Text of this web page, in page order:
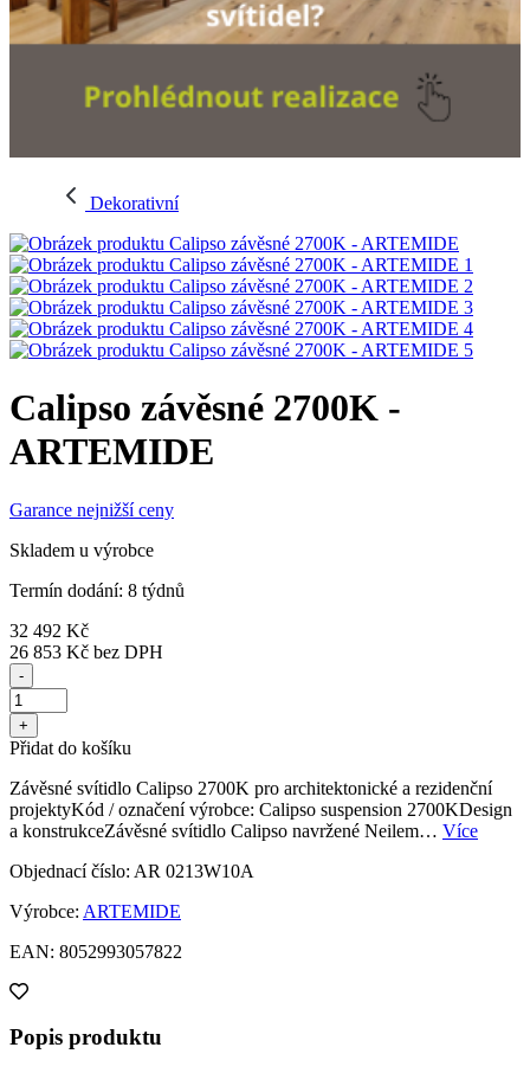
Dekorativní
Calipso závěsné 2700K -
ARTEMIDE
Garance nejnižší ceny
Skladem u výrobce
Termín dodání: 8 týdnů
32 492 Kč
26 853 Kč bez DPH
-
+
Přidat do košíku
Závěsné svítidlo Calipso 2700K pro architektonické a rezidenční
projektyKód / označení výrobce: Calipso suspension 2700KDesign
a konstrukceZávěsné svítidlo Calipso navržené Neilem… Více
Objednací číslo: AR 0213W10A
Výrobce: ARTEMIDE
EAN: 8052993057822
Popis produktu